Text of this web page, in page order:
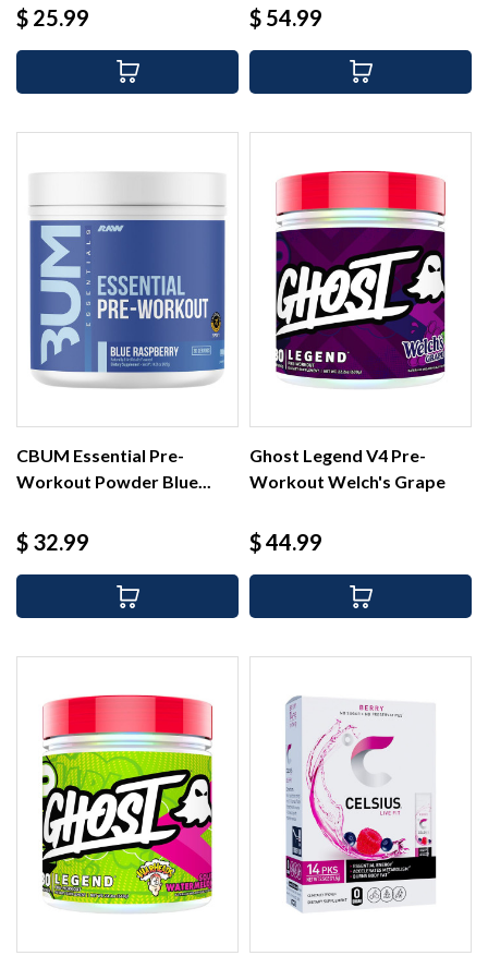
Precio
$ 25.99 Precio
$ 54.99
CBUM Essential Pre-
Workout Powder Blue...
Precio
$ 32.99
Ghost Legend V4 Pre-
Workout Welch's Grape
Precio
$ 44.99